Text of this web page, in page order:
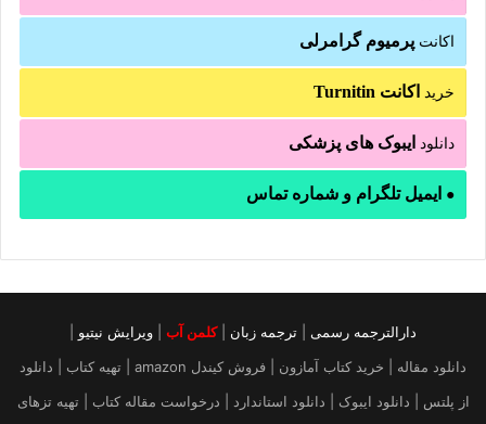
اکانت پرمیوم گرامرلی
خرید اکانت Turnitin
دانلود ایبوک های پزشکی
● ایمیل تلگرام و شماره تماس
دارالترجمه رسمی ترجمه زبان |کلمن آب ویرایش نیتیو
دانلود مقاله | خرید کتاب آمازون | فروش کیندل amazon | تهیه کتاب | دانلود
از پلتس | دانلود ایبوک | دانلود استاندارد | درخواست مقاله کتاب | تهیه تزهای